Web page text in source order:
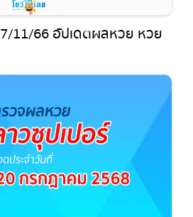
11/66 อัปเดตผลหวย หวย